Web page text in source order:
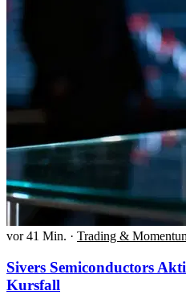
vor 41 Min. · Trading &
Sivers Semiconductors
Kursfall